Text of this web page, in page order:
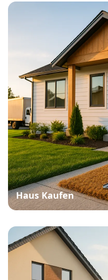
Haus Kaufen